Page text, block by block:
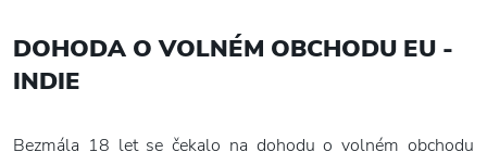
DOHODA O VOLNÉM OBCHODU EU -
INDIE
Bezmála 18 let se čekalo na dohodu o volném obchodu